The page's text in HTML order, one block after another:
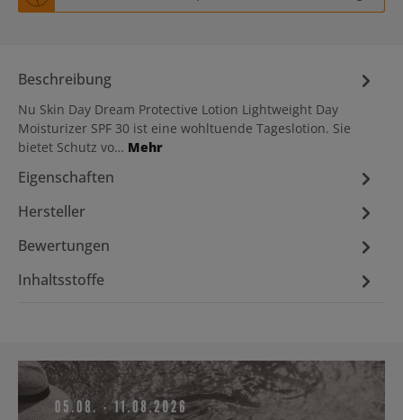
Beschreibung
Nu Skin Day Dream Protective Lotion Lightweight Day
Moisturizer SPF 30 ist eine wohltuende Tageslotion. Sie
bietet Schutz vo… Mehr
Eigenschaften
Hersteller
Bewertungen
Inhaltsstoffe